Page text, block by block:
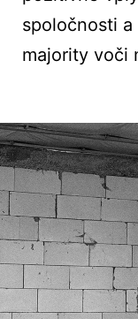
spoločnosti
majority voči